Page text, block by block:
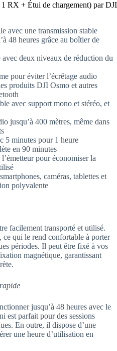
RX + Étui de chargement) par DJI
avec une transmission stable
48 heures grâce au boîtier de
deux niveaux de réduction du
pour éviter l’écrêtage audio
produits DJI Osmo et autres
avec support mono et stéréo, et
jusqu’à 400 mètres, même dans
5 minutes pour 1 heure
en 90 minutes
pour économiser la
caméras, tablettes et
polyvalente
facilement transporté et utilisé.
ce qui le rend confortable à porter
périodes. Il peut être fixé à vos
magnétique, garantissant
jusqu’à 48 heures avec le
est parfait pour des sessions
En outre, il dispose d’une
une heure d’utilisation en